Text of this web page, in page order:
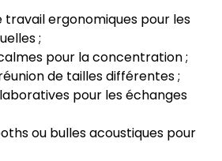
travail ergonomiques pour les
;
pour la concentration ;
de tailles différentes ;
pour les échanges
ou bulles acoustiques pour